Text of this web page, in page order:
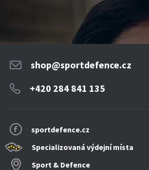
sportdefence.cz
Specializovaná výdejní místa
Sport & Defence
shop@sportdefence.cz
+420 284 841 135